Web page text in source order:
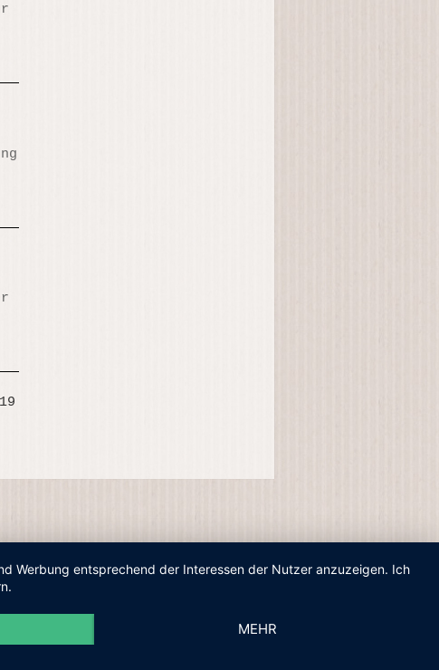
19
Werbung entsprechend der Interessen der Nutzer anzuzeigen. Ich
MEHR